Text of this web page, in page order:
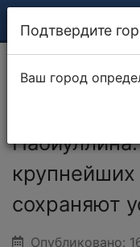
Новости
сохраняют
Опубликовано:
Подтвердите
Ваш город